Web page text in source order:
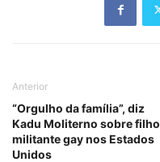
Anterior
“Orgulho da família”, diz
Kadu Moliterno sobre filho
militante gay nos Estados
Unidos